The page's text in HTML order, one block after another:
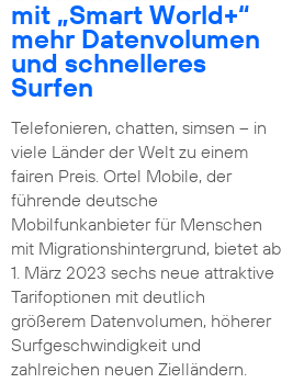
mit „Smart World+“
mehr Datenvolumen
und schnelleres
Surfen
Telefonieren, chatten, simsen – in
viele Länder der Welt zu einem
fairen Preis. Ortel Mobile, der
führende deutsche
Mobilfunkanbieter für Menschen
mit Migrationshintergrund, bietet ab
1. März 2023 sechs neue attraktive
Tarifoptionen mit deutlich
größerem Datenvolumen, höherer
Surfgeschwindigkeit und
zahlreichen neuen Zielländern.